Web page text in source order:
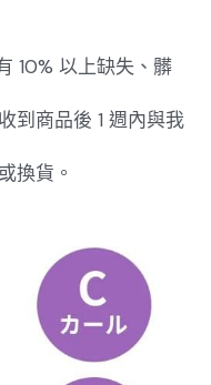
10% 以上缺失、髒
到商品後 1 週內與我
換貨。